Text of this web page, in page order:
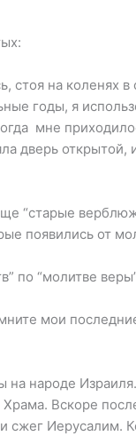
стоя на коленях в
годы, я
мне
дверь открытой,
“старые
появились от
по “молитве
мои
народе
Вскоре
сжег Иерусалим.